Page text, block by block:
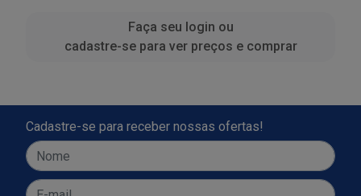
Faça seu login ou
cadastre-se para ver preços e comprar
Cadastre-se para receber nossas ofertas!